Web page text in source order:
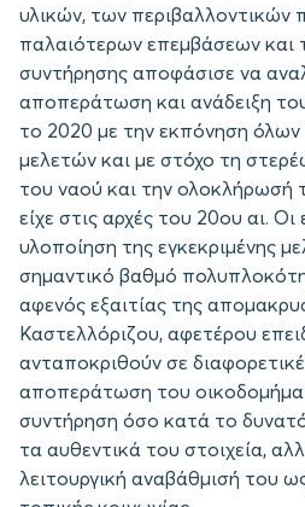
υλικών, των περιβαλλοντικών
παλαιότερων επεμβάσεων και
συντήρησης αποφάσισε να
αποπεράτωση και ανάδειξη
το 2020 με την εκπόνηση
μελετών και με στόχο τη
του ναού και την
είχε στις αρχές του 20ου αι. Οι
υλοποίηση της εγκεκριμένης
σημαντικό βαθμό
αφενός εξαιτίας της
Καστελλόριζου, αφετέρου
ανταποκριθούν σε
αποπεράτωση του
συντήρηση όσο κατά το
τα αυθεντικά του στοιχεία,
λειτουργική αναβάθμισή του